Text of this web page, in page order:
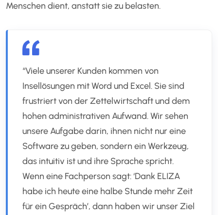
Menschen dient, anstatt sie zu belasten.
“Viele unserer Kunden kommen von
Insellösungen mit Word und Excel. Sie sind
frustriert von der Zettelwirtschaft und dem
hohen administrativen Aufwand. Wir sehen
unsere Aufgabe darin, ihnen nicht nur eine
Software zu geben, sondern ein Werkzeug,
das intuitiv ist und ihre Sprache spricht.
Wenn eine Fachperson sagt: ‘Dank ELIZA
habe ich heute eine halbe Stunde mehr Zeit
für ein Gespräch’, dann haben wir unser Ziel